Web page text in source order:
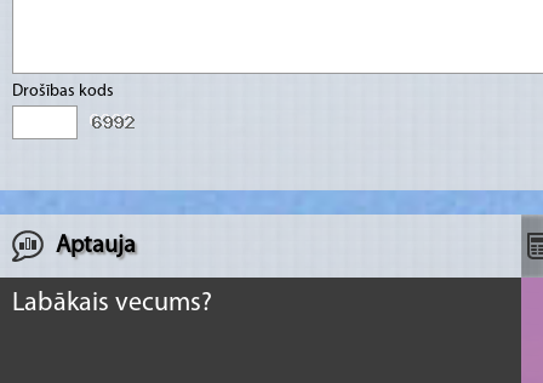
Drošības kods
Aptauja
Labākais vecums?